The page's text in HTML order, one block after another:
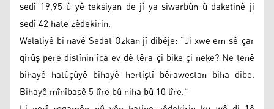
sedî 19,95 û yê teksiyan de jî ya siwarbûn û daketinê ji
sedî 42 hate zêdekirin.
Welatiyê bi navê Sedat Ozkan jî dibêje: “Ji xwe em sê-çar
qirûş pere distînin îca ev dê têra çi bike çi neke? Ne tenê
bihayê hatûçûyê bihayê hertiştî bêrawestan biha dibe.
Bihayê mînîbasê 5 lîre bû niha bû 10 lîre.”